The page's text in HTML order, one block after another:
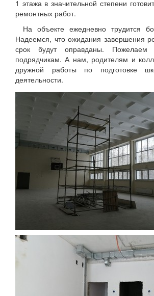
1 этажа в значительной степени
ремонтных работ.
На объекте ежедневно трудится
Надеемся, что ожидания завершения
срок будут оправданы. Пожелаем
подрядчикам. А нам, родителям и
дружной работы по подготовке
деятельности.